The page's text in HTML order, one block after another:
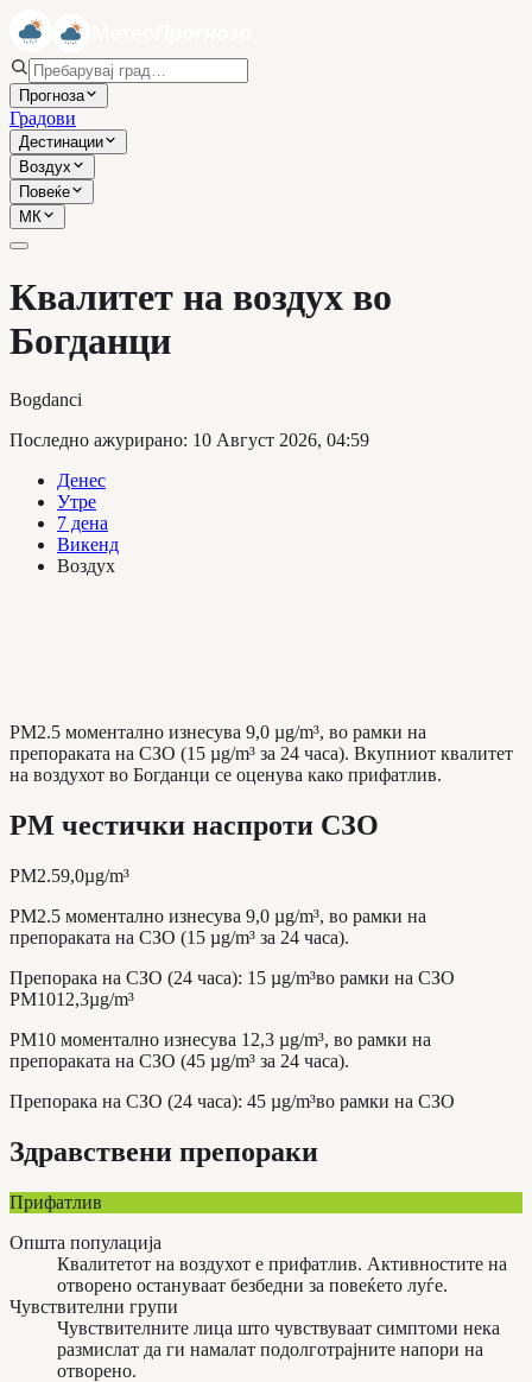
Прогноза
Градови
Дестинации
Воздух
Повеќе
МК
Квалитет на воздух во
Богданци
Bogdanci
Последно ажурирано: 10 Август 2026, 04:59
Денес
Утре
7 дена
Викенд
Воздух
PM2.5 моментално изнесува 9,0 µg/m³, во рамки на
препораката на СЗО (15 µg/m³ за 24 часа). Вкупниот квалитет
на воздухот во Богданци се оценува како прифатлив.
PM честички наспроти СЗО
PM2.59,0µg/m³
PM2.5 моментално изнесува 9,0 µg/m³, во рамки на
препораката на СЗО (15 µg/m³ за 24 часа).
Препорака на СЗО (24 часа): 15 µg/m³во рамки на СЗО
PM1012,3µg/m³
PM10 моментално изнесува 12,3 µg/m³, во рамки на
препораката на СЗО (45 µg/m³ за 24 часа).
Препорака на СЗО (24 часа): 45 µg/m³во рамки на СЗО
Здравствени препораки
Прифатлив
Општа популација
Квалитетот на воздухот е прифатлив. Активностите на
отворено остануваат безбедни за повеќето луѓе.
Чувствителни групи
Чувствителните лица што чувствуваат симптоми нека
размислат да ги намалат подолготрајните напори на
отворено.